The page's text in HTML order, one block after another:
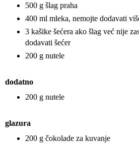
500 g šlag praha
400 ml mleka, nemojte dodavati
3 kašike šećera ako šlag već nije
dodavati šećer
200 g nutele
dodatno
200 g nutele
glazura
200 g čokolade za kuvanje